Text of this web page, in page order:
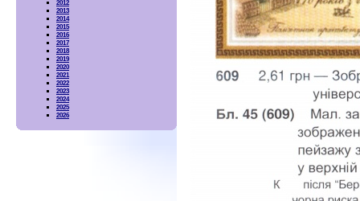
2012
2013
2014
2015
2016
2017
2018
2019
2020
2021
2022
2023
2024
2025
2026